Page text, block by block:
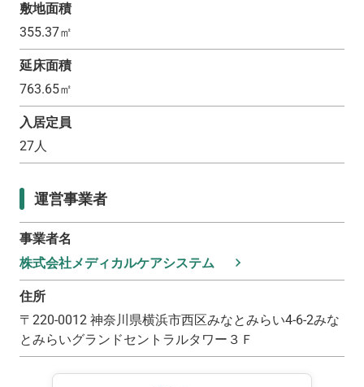
敷地面積
355.37㎡
延床面積
763.65㎡
入居定員
27人
運営事業者
事業者名
株式会社メディカルケアシステム
住所
〒 220-0012 神奈川県横浜市西区みなとみらい4-6-2みな
とみらいグランドセントラルタワー３Ｆ